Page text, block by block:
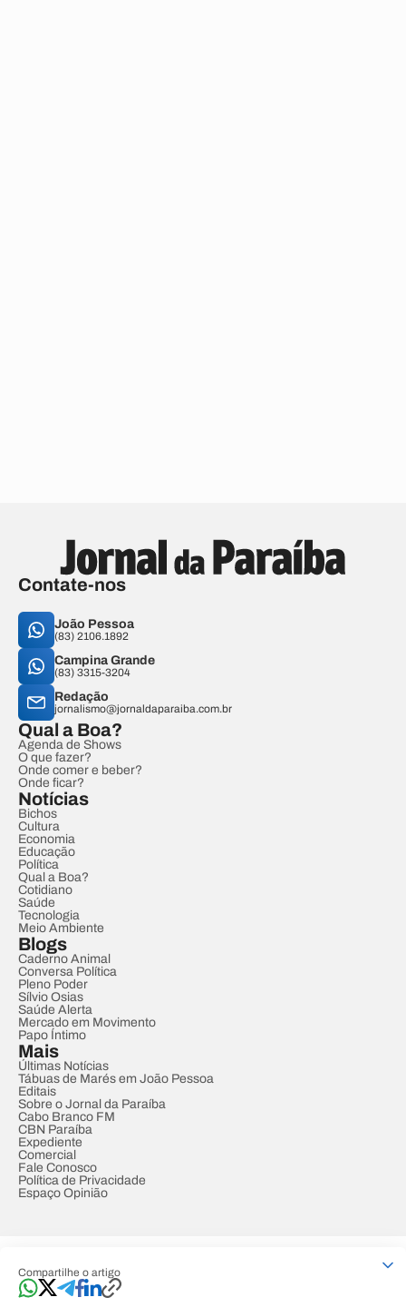
Compartilhe o artigo
Contate-nos
João Pessoa
(83) 2106.1892
Campina Grande
(83) 3315-3204
Redação
jornalismo@jornaldaparaiba.com.br
Qual a Boa?
Agenda de Shows
O que fazer?
Onde comer e beber?
Onde ficar?
Notícias
Bichos
Cultura
Economia
Educação
Política
Qual a Boa?
Cotidiano
Saúde
Tecnologia
Meio Ambiente
Blogs
Caderno Animal
Conversa Política
Pleno Poder
Sílvio Osias
Saúde Alerta
Mercado em Movimento
Papo Íntimo
Mais
Últimas Notícias
Tábuas de Marés em João Pessoa
Editais
Sobre o Jornal da Paraíba
Cabo Branco FM
CBN Paraíba
Expediente
Comercial
Fale Conosco
Política de Privacidade
Espaço Opinião
Developed by Designed by